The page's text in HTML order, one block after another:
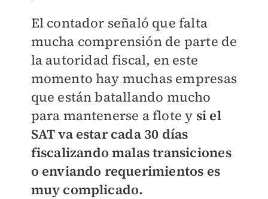
El contador señaló que falta
mucha comprensión de parte de
la autoridad fiscal, en este
momento hay muchas empresas
que están batallando mucho
para mantenerse a flote y si el
SAT va estar cada 30 días
fiscalizando malas transiciones
o enviando requerimientos es
muy complicado.